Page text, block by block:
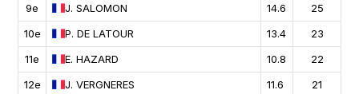
9e
J. SALOMON 14.6
25
10e
P. DE LATOUR 13.4
23
11e
E. HAZARD 10.8
22
12e
J. VERGNERES 11.6
21